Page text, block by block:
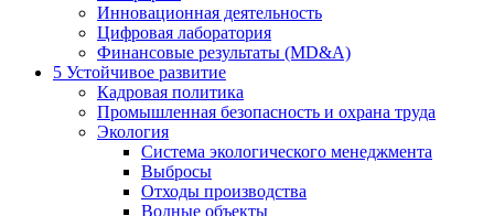
Инновационная деятельность
Цифровая лаборатория
Финансовые результаты (MD&A)
5 Устойчивое развитие
Кадровая политика
Промышленная безопасность и охрана труда
Экология
Система экологического менеджмента
Выбросы
Отходы производства
Водные объекты